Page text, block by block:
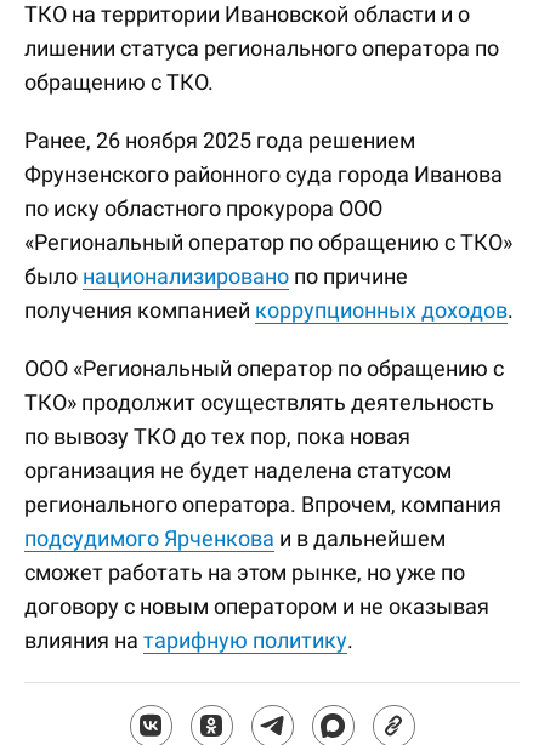
ТКО на территории Ивановской области и о
лишении статуса регионального оператора по
обращению с ТКО.
Ранее, 26 ноября 2025 года решением
Фрунзенского районного суда города Иванова
по иску областного прокурора ООО
«Региональный оператор по обращению с ТКО»
было национализировано по причине
получения компанией коррупционных доходов.
ООО «Региональный оператор по обращению с
ТКО» продолжит осуществлять деятельность
по вывозу ТКО до тех пор, пока новая
организация не будет наделена статусом
регионального оператора. Впрочем, компания
подсудимого Ярченкова и в дальнейшем
сможет работать на этом рынке, но уже по
договору с новым оператором и не оказывая
влияния на тарифную политику.